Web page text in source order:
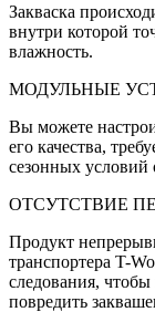
Закваска
внутри которой
влажность.
МОДУЛЬНЫЕ
Вы можете
его качества,
сезонных
ОТСУТСТВИЕ
Продукт
транспортера T-
следования,
повредить